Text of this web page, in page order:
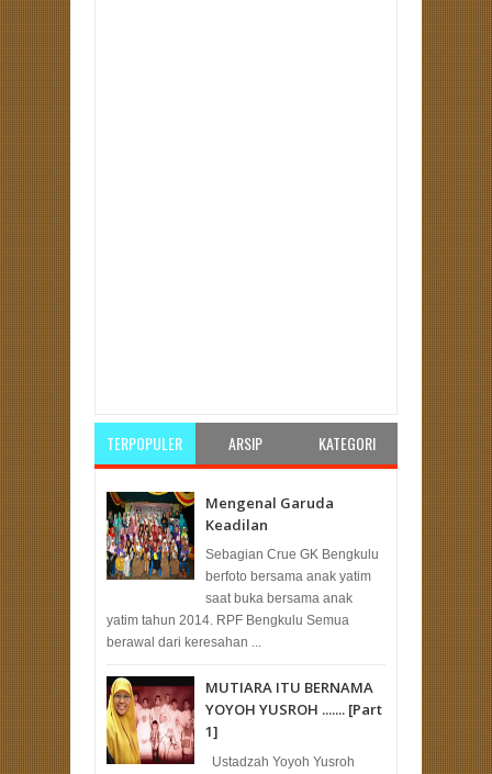
TERPOPULER ARSIP KATEGORI
Mengenal Garuda
Keadilan
Sebagian Crue GK Bengkulu
berfoto bersama anak yatim
saat buka bersama anak
yatim tahun 2014. RPF Bengkulu Semua
berawal dari keresahan ...
MUTIARA ITU BERNAMA
YOYOH YUSROH ....... [Part
1]
Ustadzah Yoyoh Yusroh